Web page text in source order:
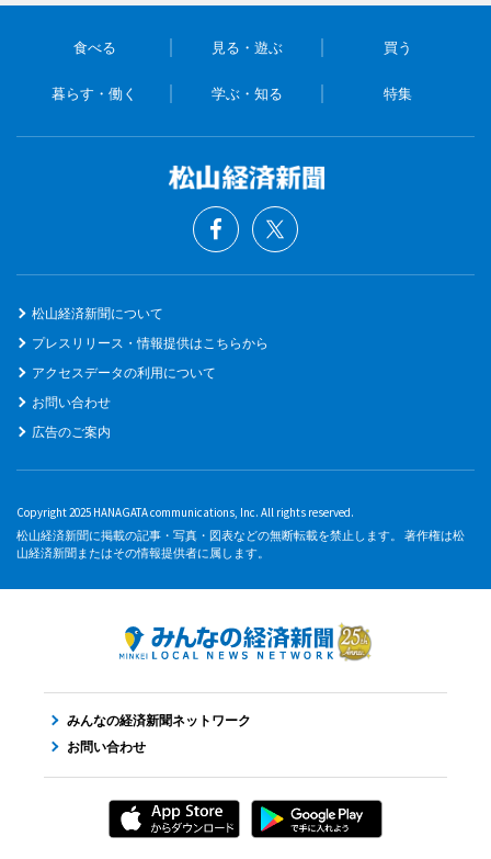
食べる 見る・遊ぶ 買う
暮らす・働く 学ぶ・知る 特集
松山経済新聞について
プレスリリース・情報提供はこちらから
アクセスデータの利用について
お問い合わせ
広告のご案内
Copyright 2025 HANAGATA communications, Inc. All rights reserved.
松山経済新聞に掲載の記事・写真・図表などの無断転載を禁止します。 著作権は松
山経済新聞またはその情報提供者に属します。
みんなの経済新聞ネットワーク
お問い合わせ